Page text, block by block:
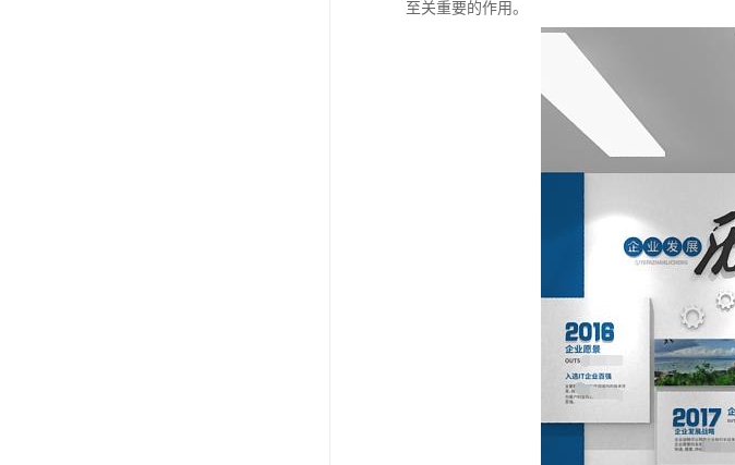
至关重要的作用。